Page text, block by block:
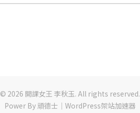
© 2026 開課女王 李秋玉. All rights reserved.
Power By 頑德士｜WordPress架站加速器